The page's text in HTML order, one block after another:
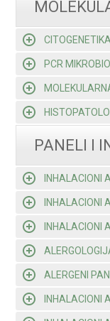
CITOGENETIKA
PCR
PANELI I
INHALACIONI
INHALACIONI
INHALACIONI
ALERGENI
INHALACIONI